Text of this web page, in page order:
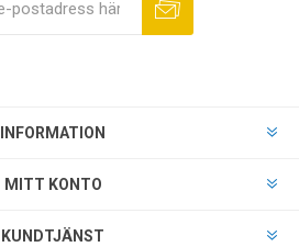
INFORMATION
MITT KONTO
KUNDTJÄNST